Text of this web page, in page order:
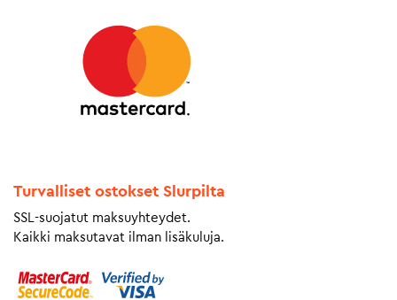
Turvalliset ostokset Slurpilta
SSL-suojatut maksuyhteydet.
Kaikki maksutavat ilman lisäkuluja.